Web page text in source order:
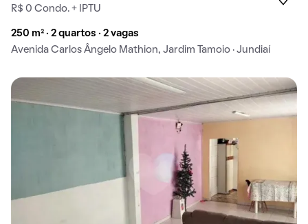
R$ 0 Condo. + IPTU
250 m² · 2 quartos · 2 vagas
Avenida Carlos Ângelo Mathion, Jardim Tamoio · Jundiaí